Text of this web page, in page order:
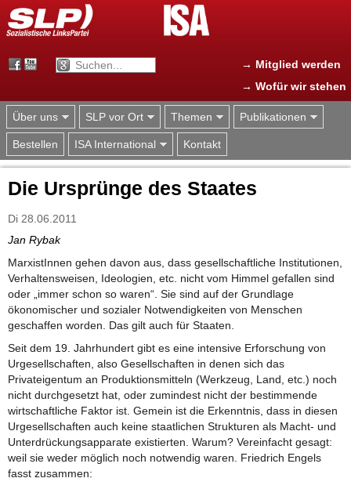
Jump to navigation
→ Mitglied werden
→ Wofür wir stehen
Über uns SLP vor Ort Themen Publikationen
Bestellen ISA International Kontakt
Die Ursprünge des Staates
Di 28.06.2011
Jan Rybak
MarxistInnen gehen davon aus, dass gesellschaftliche Institutionen,
Verhaltensweisen, Ideologien, etc. nicht vom Himmel gefallen sind
oder „immer schon so waren“. Sie sind auf der Grundlage
ökonomischer und sozialer Notwendigkeiten von Menschen
geschaffen worden. Das gilt auch für Staaten.
Seit dem 19. Jahrhundert gibt es eine intensive Erforschung von
Urgesellschaften, also Gesellschaften in denen sich das
Privateigentum an Produktionsmitteln (Werkzeug, Land, etc.) noch
nicht durchgesetzt hat, oder zumindest nicht der bestimmende
wirtschaftliche Faktor ist. Gemein ist die Erkenntnis, dass in diesen
Urgesellschaften auch keine staatlichen Strukturen als Macht- und
Unterdrückungsapparate existierten. Warum? Vereinfacht gesagt:
weil sie weder möglich noch notwendig waren. Friedrich Engels
fasst zusammen: